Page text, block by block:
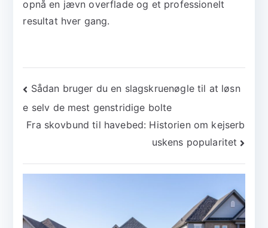
opnå en jævn overflade og et professionelt
resultat hver gang.
Indlægsnavigation
Sådan bruger du en slagskruenøgle til at løsn
e selv de mest genstridige bolte
Fra skovbund til havebed: Historien om kejserb
uskens popularitet